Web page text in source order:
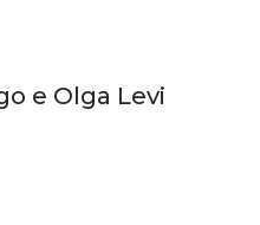
e Olga Levi